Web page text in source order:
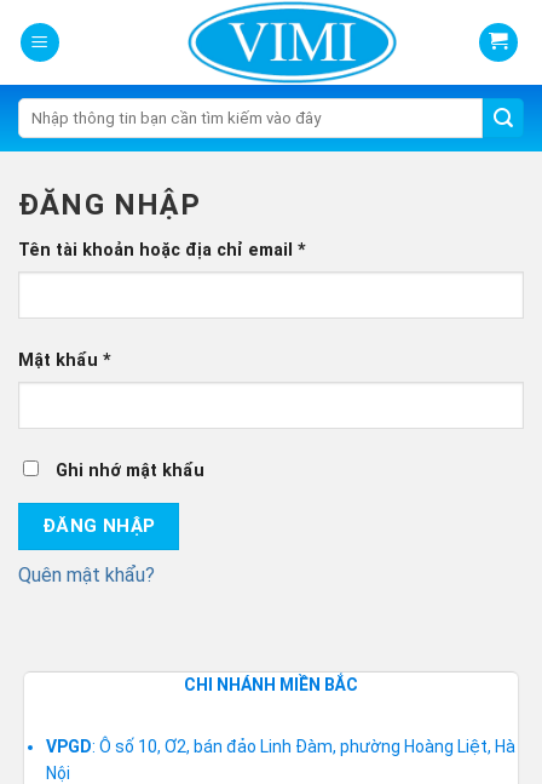
Tìm
kiếm:
ĐĂNG NHẬP
Tên tài khoản hoặc địa chỉ email *
Mật khẩu *
Ghi nhớ mật khẩu
ĐĂNG NHẬP
Quên mật khẩu?
CHI NHÁNH MIỀN BẮC
VPGD: Ô số 10, Ơ2, bán đảo Linh Đàm, phường Hoàng Liệt, Hà
Nội